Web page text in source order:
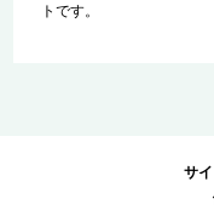
トです。
サ